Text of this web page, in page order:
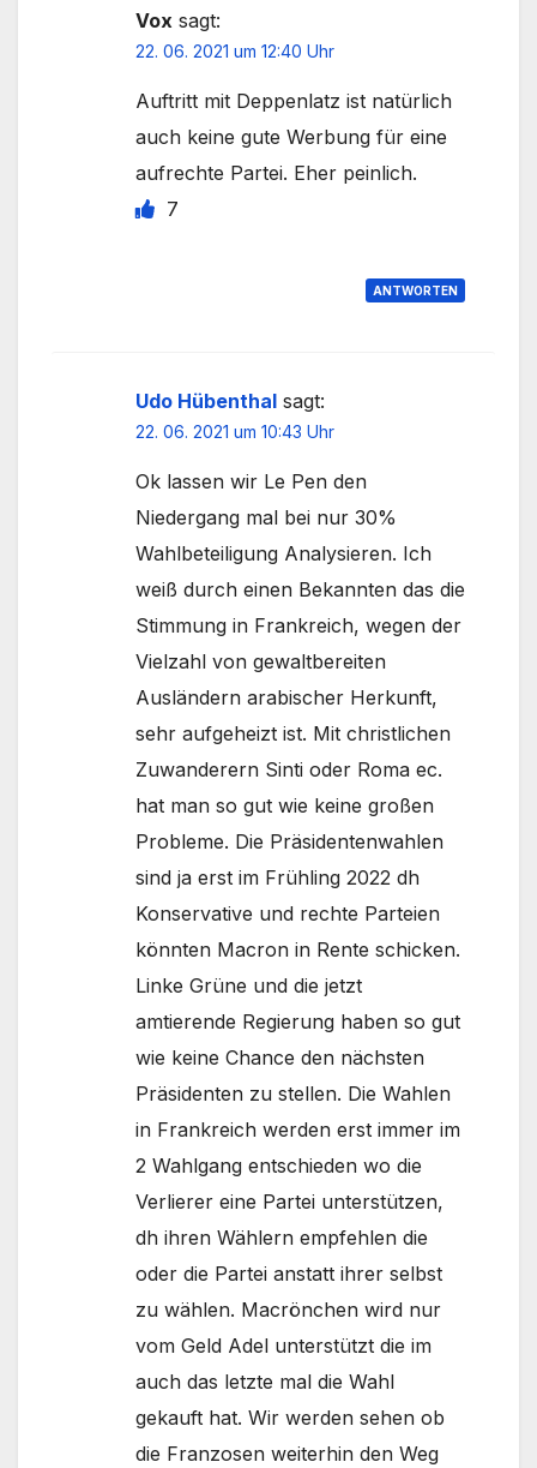
Vox sagt:
22. 06. 2021 um 12:40 Uhr
Auftritt mit Deppenlatz ist natürlich
auch keine gute Werbung für eine
aufrechte Partei. Eher peinlich.
7
ANTWORTEN
Udo Hübenthal sagt:
22. 06. 2021 um 10:43 Uhr
Ok lassen wir Le Pen den
Niedergang mal bei nur 30%
Wahlbeteiligung Analysieren. Ich
weiß durch einen Bekannten das die
Stimmung in Frankreich, wegen der
Vielzahl von gewaltbereiten
Ausländern arabischer Herkunft,
sehr aufgeheizt ist. Mit christlichen
Zuwanderern Sinti oder Roma ec.
hat man so gut wie keine großen
Probleme. Die Präsidentenwahlen
sind ja erst im Frühling 2022 dh
Konservative und rechte Parteien
könnten Macron in Rente schicken.
Linke Grüne und die jetzt
amtierende Regierung haben so gut
wie keine Chance den nächsten
Präsidenten zu stellen. Die Wahlen
in Frankreich werden erst immer im
2 Wahlgang entschieden wo die
Verlierer eine Partei unterstützen,
dh ihren Wählern empfehlen die
oder die Partei anstatt ihrer selbst
zu wählen. Macrönchen wird nur
vom Geld Adel unterstützt die im
auch das letzte mal die Wahl
gekauft hat. Wir werden sehen ob
die Franzosen weiterhin den Weg